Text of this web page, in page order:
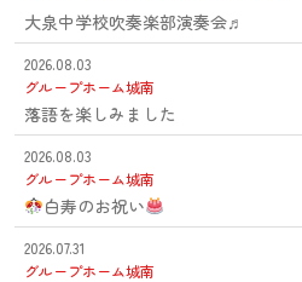
大泉中学校吹奏楽部演奏会♬
2026.08.03
グループホーム城南
落語を楽しみました
2026.08.03
グループホーム城南
白寿のお祝い
2026.07.31
グループホーム城南